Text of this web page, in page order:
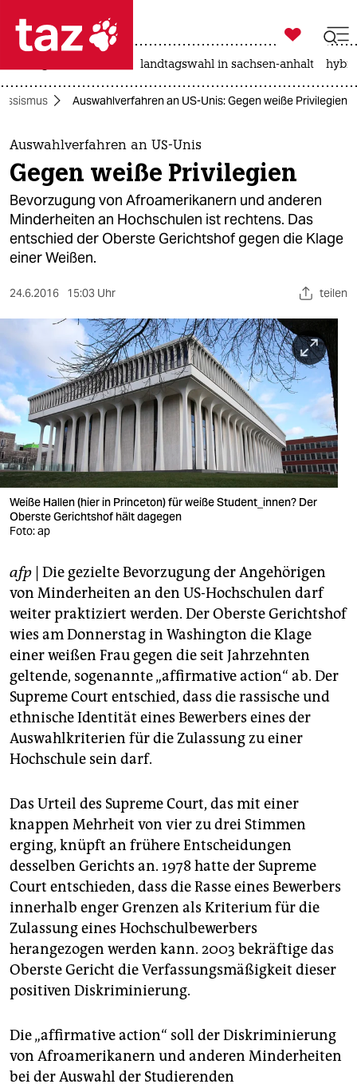
 taz zahl ich
taz zahl ich
themen
politik
öko
gesellschaft
kultur
sport
berlin
nord
wahrheit
verlag
verlag
veranstaltungen
fragen & hilfe
unterstützen
abo
genossenschaft
epaper login

taz zahl ich
landtagswahl in sachsen-anhalt
Auswahlverfahren an US-Unis: Gegen weiße Privilegien
Auswahlverfahren an US-Unis
Gegen weiße Privilegien
Bevorzugung von Afroamerikanern und anderen
Minderheiten an Hochschulen ist rechtens. Das
entschied der Oberste Gerichtshof gegen die Klage
einer Weißen.
24.6.2016 15:03 Uhr teilen
Weiße Hallen (hier in Princeton) für weiße Student_innen? Der
Oberste Gerichtshof hält dagegen
Foto: ap
afp | Die gezielte Bevorzugung der Angehörigen
von Minderheiten an den US-Hochschulen darf
weiter praktiziert werden. Der Oberste Gerichtshof
wies am Donnerstag in Washington die Klage
einer weißen Frau gegen die seit Jahrzehnten
geltende, sogenannte „affirmative action“ ab. Der
Supreme Court entschied, dass die rassische und
ethnische Identität eines Bewerbers eines der
Auswahlkriterien für die Zulassung zu einer
Hochschule sein darf.
Das Urteil des Supreme Court, das mit einer
knappen Mehrheit von vier zu drei Stimmen
erging, knüpft an frühere Entscheidungen
desselben Gerichts an. 1978 hatte der Supreme
Court entschieden, dass die Rasse eines Bewerbers
innerhalb enger Grenzen als Kriterium für die
Zulassung eines Hochschulbewerbers
herangezogen werden kann. 2003 bekräftige das
Oberste Gericht die Verfassungsmäßigkeit dieser
positiven Diskriminierung.
Die „affirmative action“ soll der Diskriminierung
von Afroamerikanern und anderen Minderheiten
bei der Auswahl der Studierenden